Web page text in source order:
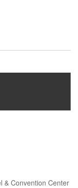
& Convention Center